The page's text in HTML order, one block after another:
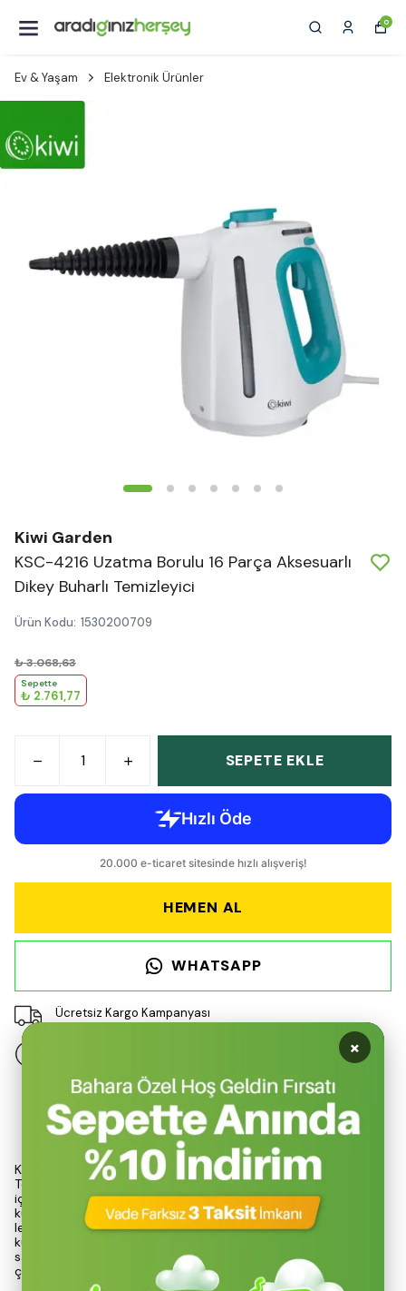
0
Ev & Yaşam Elektronik Ürünler
Kiwi Garden
KSC-4216 Uzatma Borulu 16 Parça Aksesuarlı
Dikey Buharlı Temizleyici
Ürün Kodu: 1530200709
₺ 3.068,63
Sepette
₺ 2.761,77
SEPETE EKLE
HEMEN AL
WHATSAPP
Ücretsiz Kargo Kampanyası
Ürün Açıklaması
Kiwi KSC-4216 Uzatma Borulu 16 Parça Aksesuarlı Dikey Buharlı
Temizleyici, ev ve iş yerlerinde derinlemesine hijyen sağlamak
için geliştirilmiş bir temizlik çözümüdür. Kimyasal madde
kullanmadan, yüksek sıcaklıkta üretilen buhar gücü ile kir, yağ,
leke ve bakterileri etkili bir şekilde ortadan kaldırarak,
kullanıcıların temizlik ihtiyaçlarını karşılar. Farklı başlıkları
sayesinde zemin, cam, mutfak, banyo, döşeme ve halı gibi
çeşitli yüzeylerde mükemmel temizlik performansı sunar.
×